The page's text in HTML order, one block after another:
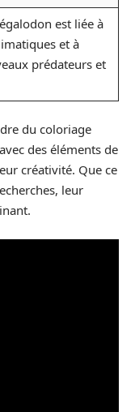
est liée à
et à
prédateurs et
du coloriage
des éléments de
créativité. Que ce
leur